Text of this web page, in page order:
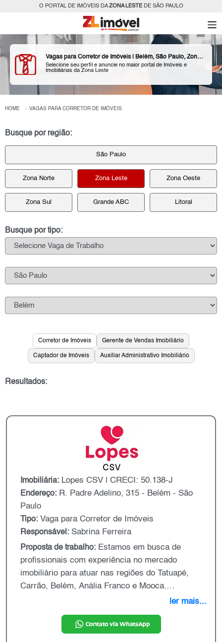
O PORTAL DE IMÓVEIS DAZONA LESTEDE SÃO PAULO
Vagas para Corretor de Imóveis | Belém, São Paulo, Zona Leste
Selecione seu perfil e anuncie no maior portal de Imóveis e
Imobiliárias da Zona Leste
HOME VAGAS PARA CORRETOR DE IMÓVEIS
Busque por região:
São Paulo
Zona Norte Zona Leste Zona Oeste
Zona Sul Grande ABC Litoral
Busque por tipo:
Corretor de Imóveis Gerente de Vendas Imobiliário
Captador de Imóveis Auxiliar Administrativo Imobiliário
Resultados:
Imobiliária: Lopes CSV | CRECI: 50.138-J
Endereço: R. Padre Adelino, 315 - Belém - São
Paulo
Tipo: Vaga para Corretor de Imóveis
Responsável: Sabrina Ferreira
Proposta de trabalho: Estamos em busca de
profissionais com experiência no mercado
imobiliário para atuar nas regiões do Tatuapé,
Carrão, Belém, Anália Franco e Mooca.
ler mais...